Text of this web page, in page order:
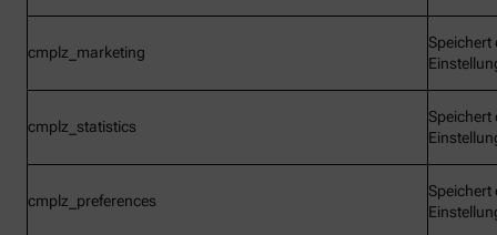
cmplz_marketing
Speichert
cmplz_statistics
Speichert
cmplz_preferences
Speichert